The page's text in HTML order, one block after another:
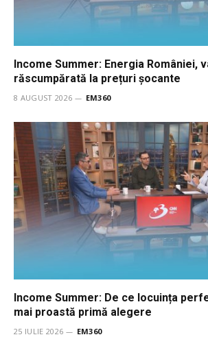
Income Summer: Energia României,
răscumpărată la prețuri șocante
8 AUGUST 2026 EM360
Income Summer: De ce locuința
mai proastă primă alegere
25 IULIE 2026 EM360